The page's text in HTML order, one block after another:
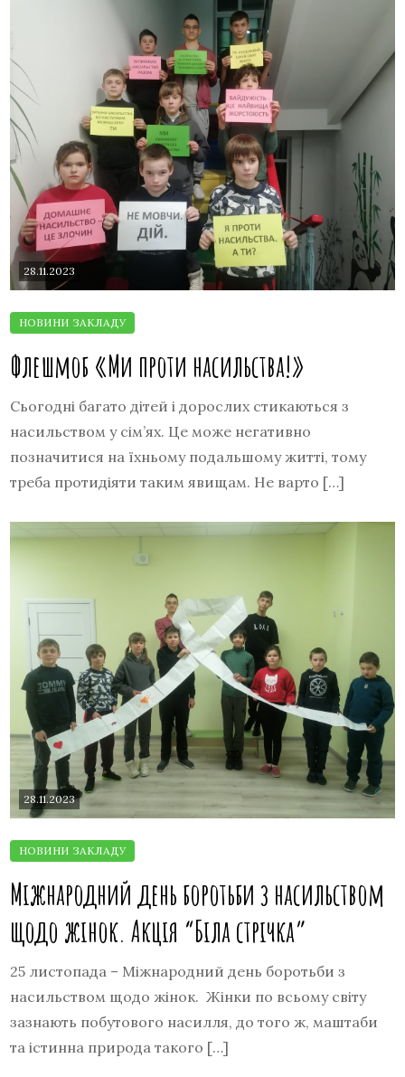
28.11.2023
Флешмоб «Ми проти насильства!»
Сьогодні багато дітей і дорослих стикаються з
насильством у сім’ях. Це може негативно
позначитися на їхньому подальшому житті, тому
треба протидіяти таким явищам. Не варто […]
28.11.2023
Міжнародний день боротьби з насильством
щодо жінок. Акція “Біла стрічка”
25 листопада – Міжнародний день боротьби з
насильством щодо жінок. Жінки по всьому світу
зазнають побутового насилля, до того ж, маштаби
та істинна природа такого […]